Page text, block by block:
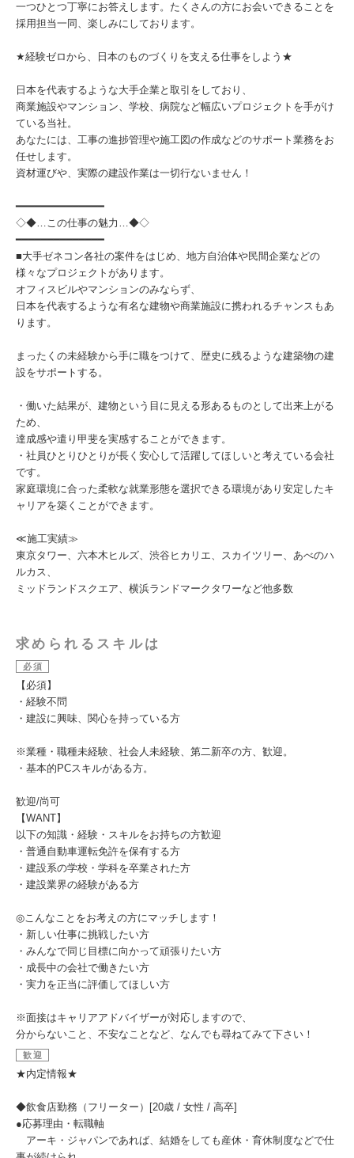
一つひとつ丁寧にお答えします。たくさんの方にお会いできることを
採用担当一同、楽しみにしております。
★経験ゼロから、日本のものづくりを支える仕事をしよう★
日本を代表するような大手企業と取引をしており、
商業施設やマンション、学校、病院など幅広いプロジェクトを手がけ
ている当社。
あなたには、工事の進捗管理や施工図の作成などのサポート業務をお
任せします。
資材運びや、実際の建設作業は一切行ないません！
━━━━━━━━━━━━━━
◇◆…この仕事の魅力…◆◇
━━━━━━━━━━━━━━
■大手ゼネコン各社の案件をはじめ、地方自治体や民間企業などの
様々なプロジェクトがあります。
オフィスビルやマンションのみならず、
日本を代表するような有名な建物や商業施設に携われるチャンスもあ
ります。
まったくの未経験から手に職をつけて、歴史に残るような建築物の建
設をサポートする。
・働いた結果が、建物という目に見える形あるものとして出来上がる
ため、
達成感や遣り甲斐を実感することができます。
・社員ひとりひとりが長く安心して活躍してほしいと考えている会社
です。
家庭環境に合った柔軟な就業形態を選択できる環境があり安定したキ
ャリアを築くことができます。
≪施工実績≫
東京タワー、六本木ヒルズ、渋谷ヒカリエ、スカイツリー、あべのハ
ルカス、
ミッドランドスクエア、横浜ランドマークタワーなど他多数
求められるスキルは
必須
【必須】
・経験不問
・建設に興味、関心を持っている方
※業種・職種未経験、社会人未経験、第二新卒の方、歓迎。
・基本的PCスキルがある方。
歓迎/尚可
【WANT】
以下の知識・経験・スキルをお持ちの方歓迎
・普通自動車運転免許を保有する方
・建設系の学校・学科を卒業された方
・建設業界の経験がある方
◎こんなことをお考えの方にマッチします！
・新しい仕事に挑戦したい方
・みんなで同じ目標に向かって頑張りたい方
・成長中の会社で働きたい方
・実力を正当に評価してほしい方
※面接はキャリアアドバイザーが対応しますので、
分からないこと、不安なことなど、なんでも尋ねてみて下さい！
歓迎
★内定情報★
◆飲食店勤務（フリーター）[20歳 / 女性 / 高卒]
●応募理由・転職軸
アーキ・ジャパンであれば、結婚をしても産休・育休制度などで仕